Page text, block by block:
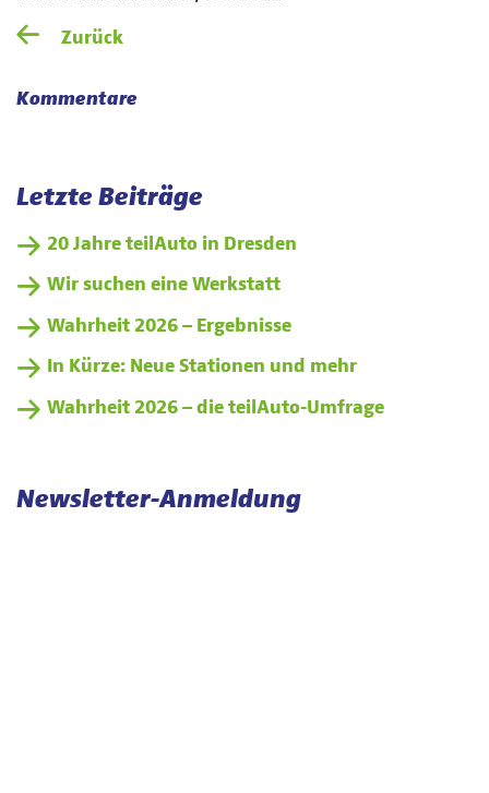
Zurück
Kommentare
Letzte Beiträge
20 Jahre teilAuto in Dresden
Wir suchen eine Werkstatt
Wahrheit 2026 – Ergebnisse
In Kürze: Neue Stationen und mehr
Wahrheit 2026 – die teilAuto-Umfrage
Newsletter-Anmeldung